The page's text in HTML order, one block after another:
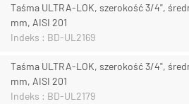
Taśma ULTRA-LOK, szerokość 3/4",
mm, AISI 201
Indeks : BD-UL2169
Taśma ULTRA-LOK, szerokość 3/4",
mm, AISI 201
Indeks : BD-UL2179